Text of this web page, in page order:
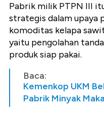
Pabrik milik PTPN III
strategis dalam upaya
komoditas kelapa
yaitu pengolahan
produk siap pakai.
Baca:
Kemenkop UKM
Pabrik Minyak